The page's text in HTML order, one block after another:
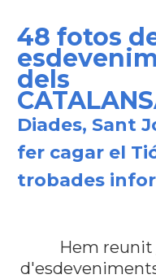
48 fotos
dels
Diades, Sant
fer cagar el
trobades
Hem reunit